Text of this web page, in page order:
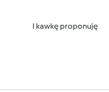
proponuję